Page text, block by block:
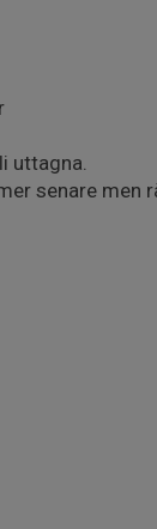
uttagna.
senare men